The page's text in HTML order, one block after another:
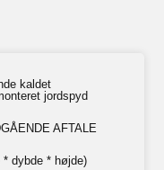
kaldet
jordspyd
AFTALE
dybde * højde)